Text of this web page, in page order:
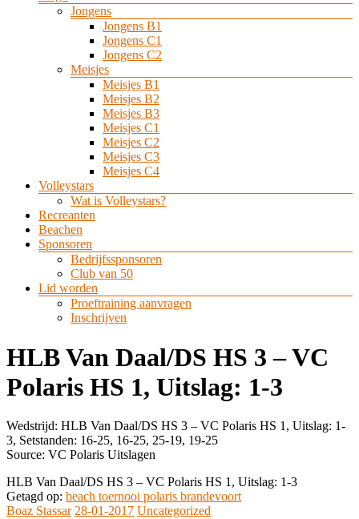
Jongens
Jongens B1
Jongens C1
Jongens C2
Meisjes
Meisjes B1
Meisjes B2
Meisjes B3
Meisjes C1
Meisjes C2
Meisjes C3
Meisjes C4
Volleystars
Wat is Volleystars?
Recreanten
Beachen
Sponsoren
Bedrijfssponsoren
Club van 50
Lid worden
Proeftraining aanvragen
Inschrijven
HLB Van Daal/DS HS 3 – VC
Polaris HS 1, Uitslag: 1-3
Wedstrijd: HLB Van Daal/DS HS 3 – VC Polaris HS 1, Uitslag: 1-
3, Setstanden: 16-25, 16-25, 25-19, 19-25
Source: VC Polaris Uitslagen
HLB Van Daal/DS HS 3 – VC Polaris HS 1, Uitslag: 1-3
Getagd op: beach toernooi polaris brandevoort
Boaz Stassar 28-01-2017 Uncategorized